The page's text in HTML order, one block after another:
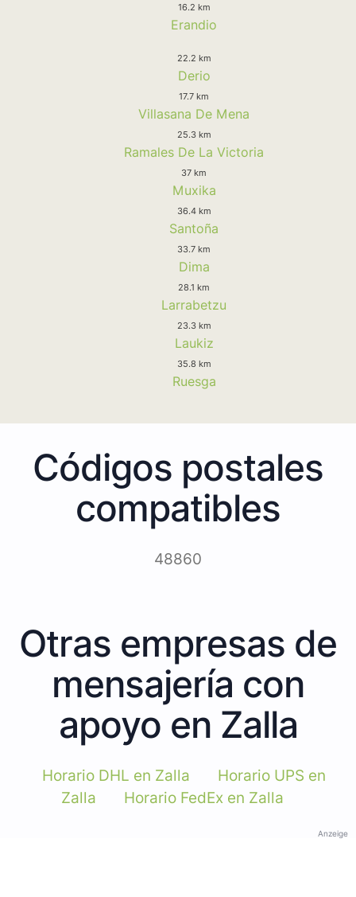
16.2 km
Erandio
22.2 km
Derio
17.7 km
Villasana De Mena
25.3 km
Ramales De La Victoria
37 km
Muxika
36.4 km
Santoña
33.7 km
Dima
28.1 km
Larrabetzu
23.3 km
Laukiz
35.8 km
Ruesga
Códigos postales
compatibles
48860
Otras empresas de
mensajería con
apoyo en Zalla
Horario DHL en Zalla
Horario UPS en
Zalla
Horario FedEx en Zalla
Anzeige